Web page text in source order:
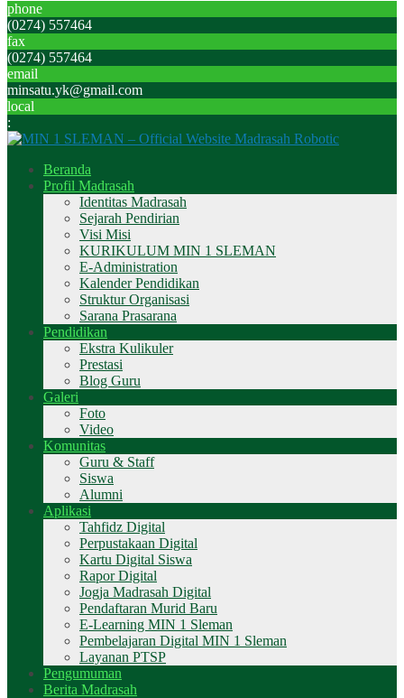
phone
(0274) 557464
fax
(0274) 557464
email
minsatu.yk@gmail.com
local
:
Beranda
Profil Madrasah
Identitas Madrasah
Sejarah Pendirian
Visi Misi
KURIKULUM MIN 1 SLEMAN
E-Administration
Kalender Pendidikan
Struktur Organisasi
Sarana Prasarana
Pendidikan
Ekstra Kulikuler
Prestasi
Blog Guru
Galeri
Foto
Video
Komunitas
Guru & Staff
Siswa
Alumni
Aplikasi
Tahfidz Digital
Perpustakaan Digital
Kartu Digital Siswa
Rapor Digital
Jogja Madrasah Digital
Pendaftaran Murid Baru
E-Learning MIN 1 Sleman
Pembelajaran Digital MIN 1 Sleman
Layanan PTSP
Pengumuman
Berita Madrasah